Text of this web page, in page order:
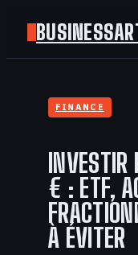
FINANCE
€ : ETF,
À ÉVITER